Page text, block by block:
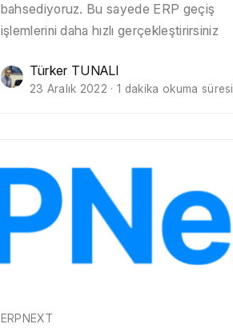
bahsediyoruz. Bu sayede ERP geçiş
işlemlerini daha hızlı gerçekleştirirsiniz
Türker TUNALI
23 Aralık 2022 · 1 dakika okuma süresi
ERPNEXT